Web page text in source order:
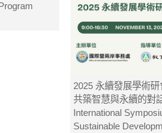
2025 永續發展學術研
共築智慧與永續的對
International
Sustainable